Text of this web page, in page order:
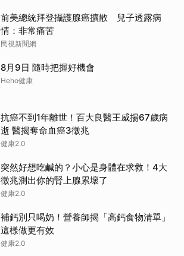
前美總統拜登攝護腺癌擴散 兒子透露病
情：非常痛苦
民視新聞網
8月9日 隨時把握好機會
Heho健康
抗癌不到1年離世！百大良醫王威揚67歲病
逝 醫揭奪命血癌3徵兆
健康2.0
突然好想吃鹹的？小心是身體在求救！4大
徵兆測出你的腎上腺累壞了
健康2.0
補鈣別只喝奶！營養師揭「高鈣食物清單」
這樣做更有效
健康2.0